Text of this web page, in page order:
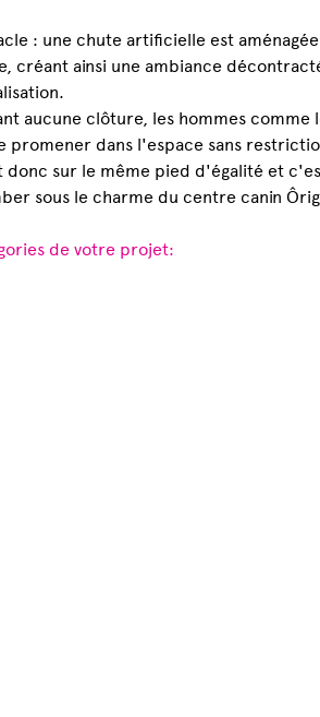
: une chute artificielle est
créant ainsi une ambiance
aucune clôture, les hommes comme
promener dans l'espace sans
donc sur le même pied d'égalité et
sous le charme du centre canin
de votre projet: